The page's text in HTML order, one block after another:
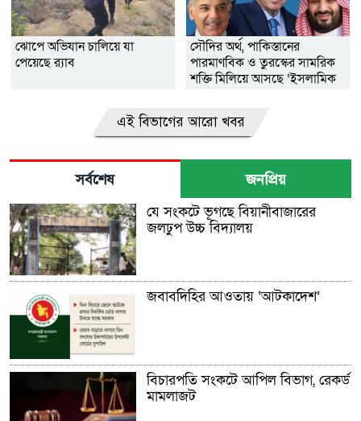
ঝোপে অভিযান চালিয়ে যা
পেয়েছে র‌্যাব
সৌদির অর্থ, পাকিস্তানের
পারমাণবিক ও তুরস্কের সামরিক
শক্তি মিলিয়ে আসছে ‘ইসলামিক
এই বিভাগের আরো খবর
সর্বশেষ জনপ্রিয়
যে সংকটে ভূগছে বিয়ানীবাজারের
জলঢুপ উচ্চ বিদ্যালয়
জবাবদিহির আওতায় ‘আটকাদেশ’
বিচারপতি সংকটে আপিল বিভাগ, রেকর্ড
মামলাজট